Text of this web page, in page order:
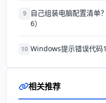
9
自己组装电脑配置清单
6）
10 Windows提示错误代码
相关推荐